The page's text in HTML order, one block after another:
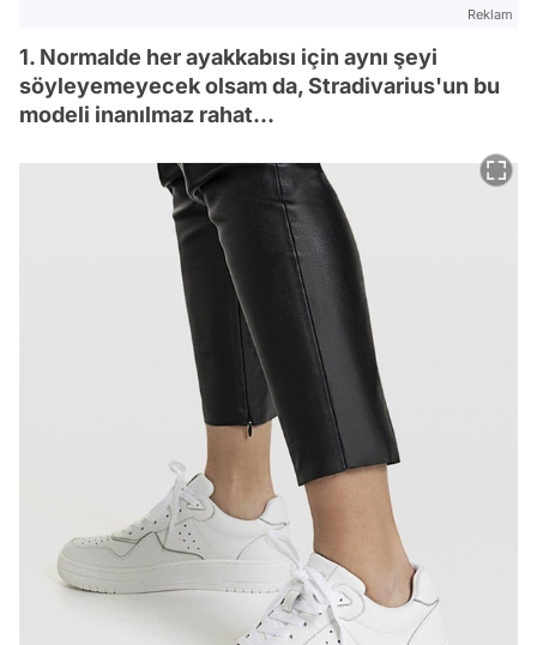
Reklam
1. Normalde her ayakkabısı için aynı şeyi
söyleyemeyecek olsam da, Stradivarius'un bu
modeli inanılmaz rahat...